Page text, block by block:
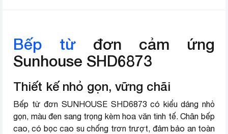
Bếp từđơn cảm ứng
Sunhouse SHD6873
Thiết kế nhỏ gọn, vững chãi
Bếp từ đơn SUNHOUSE SHD6873 có kiểu dáng nhỏ
gọn, màu đen sang trọng kèm hoa văn tinh tế. Chân bếp
cao, có bọc cao su chống trơn trượt, đảm bảo an toàn